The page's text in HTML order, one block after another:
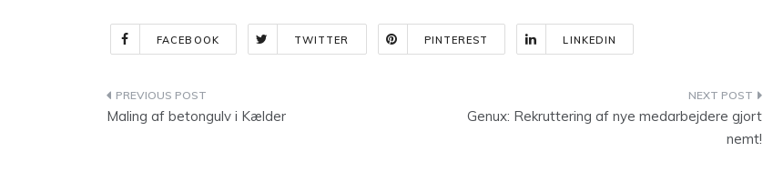
FACEBOOK TWITTER PINTEREST LINKEDIN
Indlægsnavigation
Maling af betongulv i Kælder
Genux: Rekruttering af nye medarbejdere gjort
nemt!